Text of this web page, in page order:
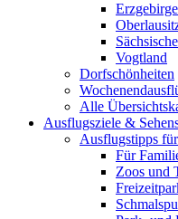
Erzgebirge
Vogtland
Dorfschönheiten
Alle
Ausflugsziele &
Ausflugstipps
Für
Zoos und